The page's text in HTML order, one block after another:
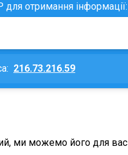
отримання інформації:
216.73.216.59
ми можемо його для вас